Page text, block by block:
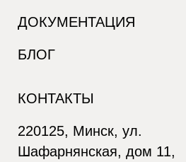
ДОКУМЕНТАЦИЯ
БЛОГ
КОНТАКТЫ
220125, Минск, ул.
Шафарнянская, дом 11,